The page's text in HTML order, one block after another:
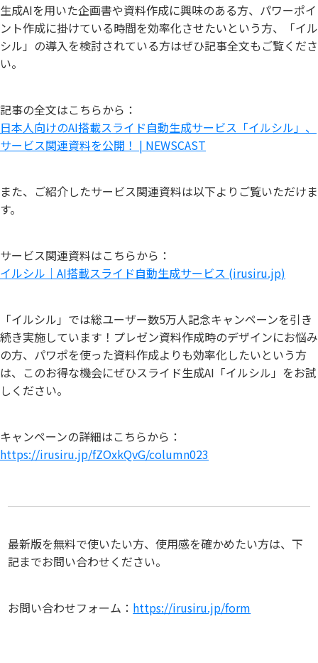
生成AIを用いた企画書や資料作成に興味のある方、パワーポイ
ント作成に掛けている時間を効率化させたいという方、「イル
シル」の導入を検討されている方はぜひ記事全文もご覧くださ
い。
記事の全文はこちらから：
日本人向けのAI搭載スライド自動生成サービス「イルシル」、
サービス関連資料を公開！ | NEWSCAST
また、ご紹介したサービス関連資料は以下よりご覧いただけま
す。
サービス関連資料はこちらから：
イルシル｜AI搭載スライド自動生成サービス (irusiru.jp)
「イルシル」では総ユーザー数5万人記念キャンペーンを引き
続き実施しています！プレゼン資料作成時のデザインにお悩み
の方、パワポを使った資料作成よりも効率化したいという方
は、このお得な機会にぜひスライド生成AI「イルシル」をお試
しください。
キャンペーンの詳細はこちらから：
https://irusiru.jp/fZOxkQvG/column023
最新版を無料で使いたい方、使用感を確かめたい方は、下
記までお問い合わせください。
お問い合わせフォーム： https://irusiru.jp/form